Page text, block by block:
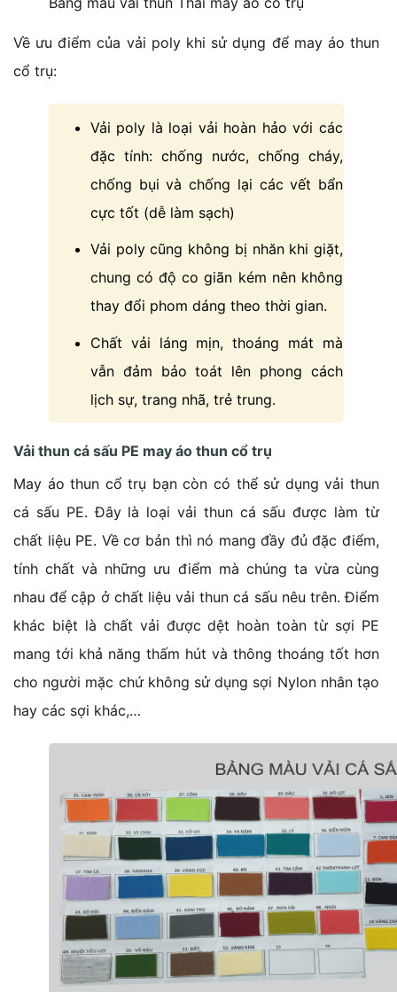
Về ưu điểm của vải poly khi sử dụng để may áo thun
cổ trụ:
Vải poly là loại vải hoàn hảo với các
đặc tính: chống nước, chống cháy,
chống bụi và chống lại các vết bẩn
cực tốt (dễ làm sạch)
Vải poly cũng không bị nhăn khi giặt,
chung có độ co giãn kém nên không
thay đổi phom dáng theo thời gian.
Chất vải láng mịn, thoáng mát mà
vẫn đảm bảo toát lên phong cách
lịch sự, trang nhã, trẻ trung.
Vải thun cá sấu PE may áo thun cổ trụ
May áo thun cổ trụ bạn còn có thể sử dụng vải thun
cá sấu PE. Đây là loại vải thun cá sấu được làm từ
chất liệu PE. Về cơ bản thì nó mang đầy đủ đặc điểm,
tính chất và những ưu điểm mà chúng ta vừa cùng
nhau để cập ở chất liệu vải thun cá sấu nêu trên. Điểm
khác biệt là chất vải được dệt hoàn toàn từ sợi PE
mang tới khả năng thấm hút và thông thoáng tốt hơn
cho người mặc chứ không sử dụng sợi Nylon nhân tạo
hay các sợi khác,…